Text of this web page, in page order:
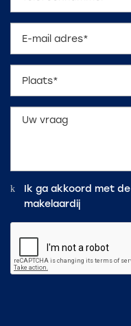
Ik ga akkoord met de
makelaardij